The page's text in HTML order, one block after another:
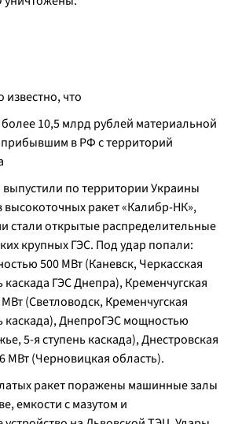
известно, что
10,5 млрд рублей материальной
в РФ с территорий
по территории Украины
высокоточных ракет «Калибр-НК»,
стали открытые распределительные
крупных ГЭС. Под удар попали:
500 МВт (Каневск, Черкасская
каскада ГЭС Днепра), Кременчугская
(Светловодск, Кременчугская
каскада), ДнепроГЭС мощностью
5-я ступень каскада), Днестровская
МВт (Черновицкая область).
ракет поражены машинные залы
емкости с мазутом и